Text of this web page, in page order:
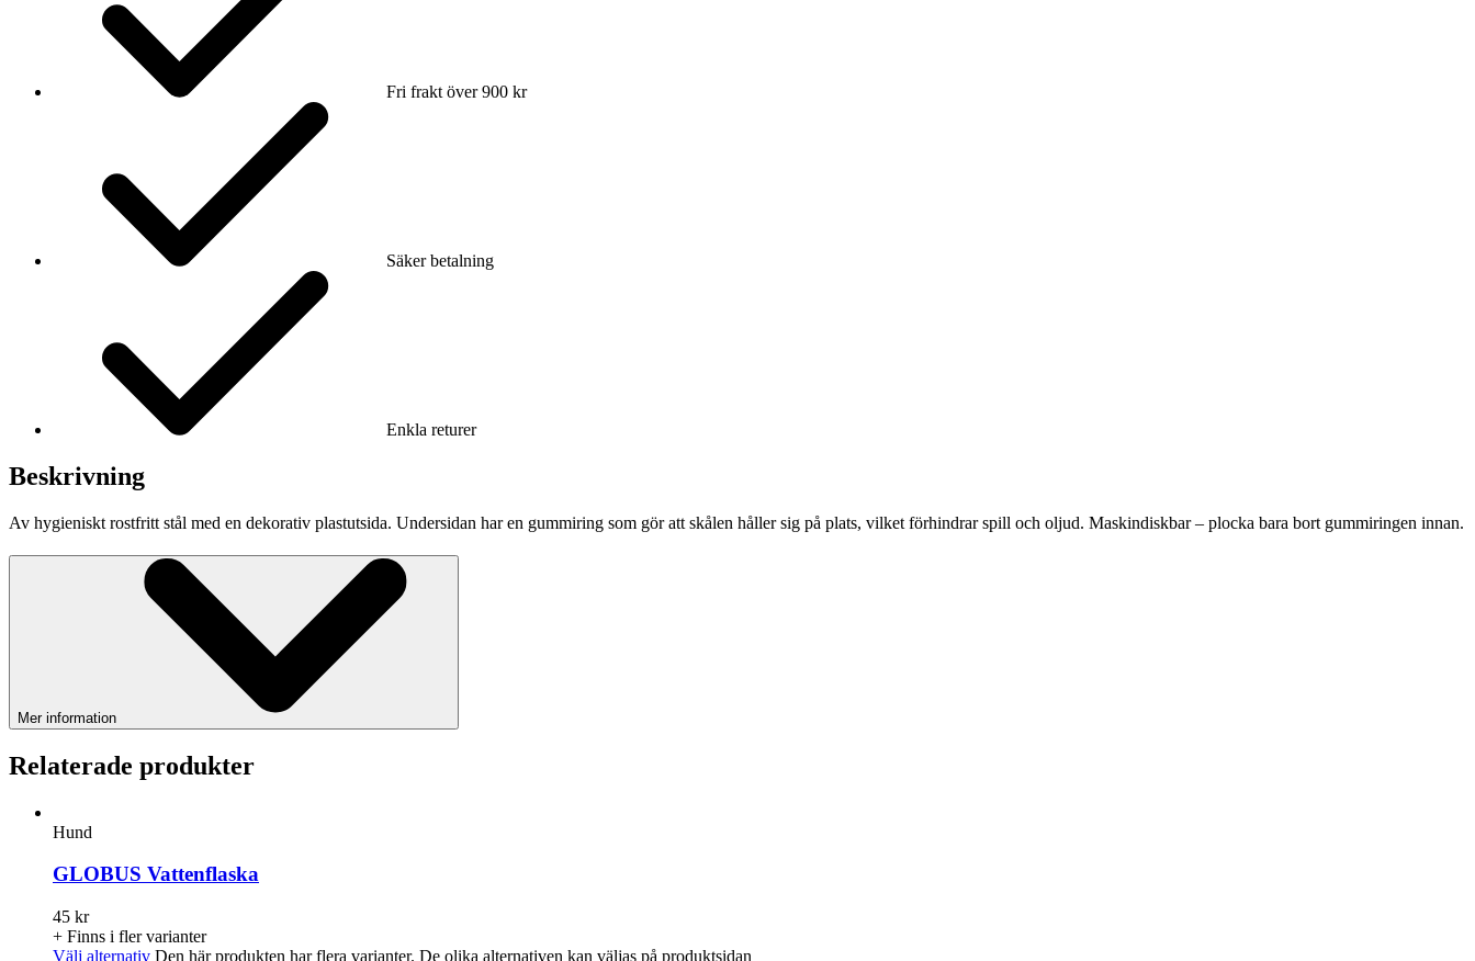
Fri frakt över 900 kr
Säker betalning
Enkla returer
Beskrivning
Av hygieniskt rostfritt stål med en dekorativ plastutsida. Undersidan har en gummiring som gör att skålen håller sig på plats, vilket förhindrar spill och oljud. Maskindiskbar – plocka bara bort gummiringen innan.
Mer information
Relaterade produkter
Hund
GLOBUS Vattenflaska
45 kr
+ Finns i fler varianter
Välj alternativ Den här produkten har flera varianter. De olika alternativen kan väljas på produktsidan